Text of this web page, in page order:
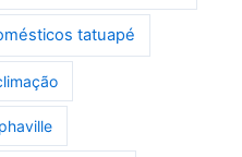
tatuapé